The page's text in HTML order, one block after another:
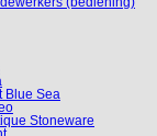
(bediening)
Blue Sea
Stoneware